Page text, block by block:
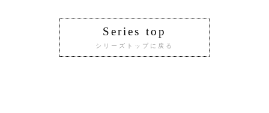
Series top
シリーズトップに戻る